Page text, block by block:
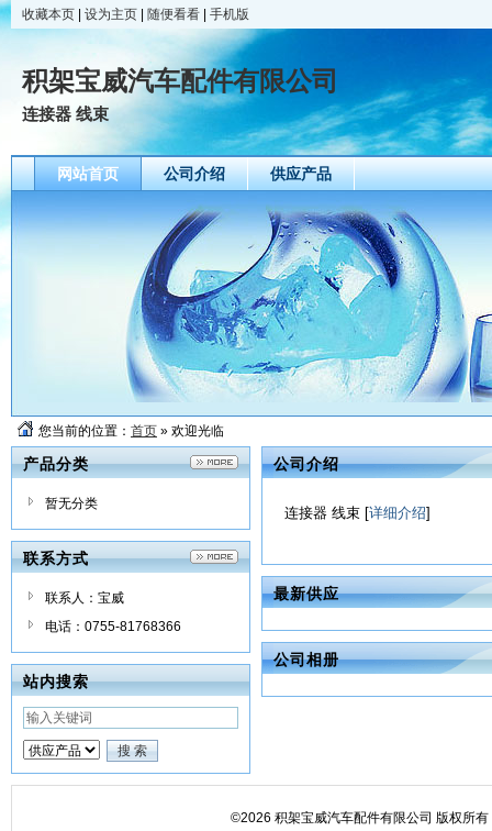
收藏本页 设为主页 随便看看 手机版
积架宝威汽车配件有限公司
连接器 线束
网站首页 公司介绍 供应产品
您当前的位置： 首页 » 欢迎光临
产品分类
暂无分类
联系方式
联系人：宝威
电话：0755-81768366
站内搜索
公司介绍
连接器 线束 [详细介绍]
最新供应
公司相册
©2026 积架宝威汽车配件有限公司 版权所